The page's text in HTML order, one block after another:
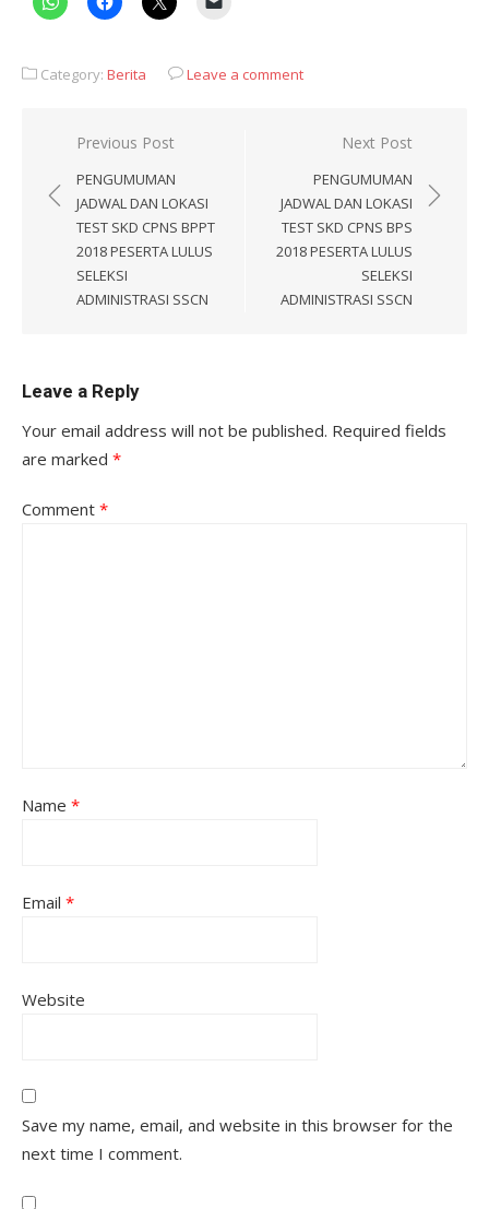
Category: Berita Leave a comment
Post
navigation
Previous Post
PENGUMUMAN
JADWAL DAN LOKASI
TEST SKD CPNS BPPT
2018 PESERTA LULUS
SELEKSI
ADMINISTRASI SSCN
Next Post
PENGUMUMAN
JADWAL DAN LOKASI
TEST SKD CPNS BPS
2018 PESERTA LULUS
SELEKSI
ADMINISTRASI SSCN
Leave a Reply
Your email address will not be published. Required fields
are marked *
Comment *
Name *
Email *
Website
Save my name, email, and website in this browser for the
next time I comment.